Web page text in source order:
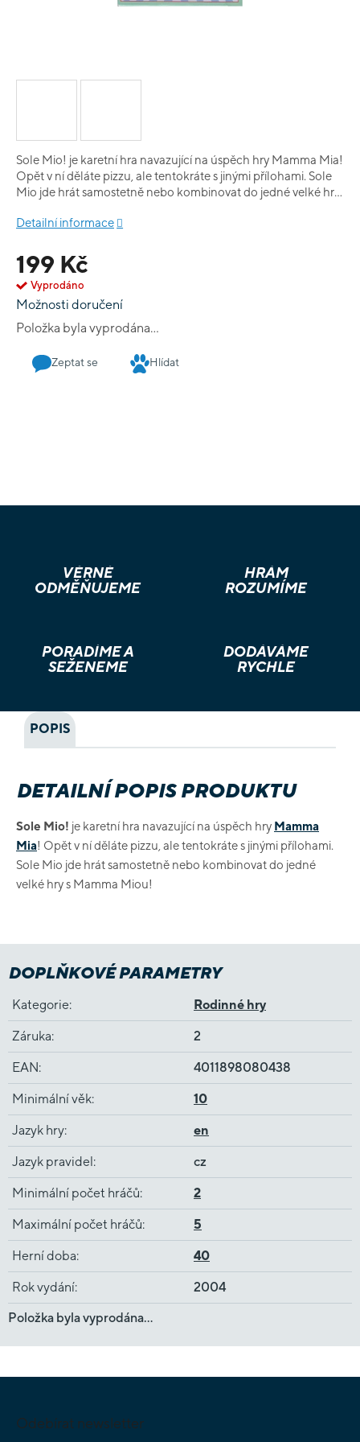
199 Kč
Vyprodáno
Možnosti doručení
Položka byla vyprodána…
Sole Mio! je karetní hra navazující na úspěch hry Mamma Mia!
Opět v ní děláte pizzu, ale tentokráte s jinými přílohami. Sole
Mio jde hrát samostetně nebo kombinovat do jedné velké hry
Detailní informace
Zeptat se Hlídat
VĚRNÉ
ODMĚŇUJEME
HRÁM
ROZUMÍME
PORADÍME A
SEŽENEME
DODÁVÁME
RYCHLE
POPIS
DETAILNÍ POPIS PRODUKTU
Sole Mio! je karetní hra navazující na úspěch hry Mamma
Mia! Opět v ní děláte pizzu, ale tentokráte s jinými přílohami.
Sole Mio jde hrát samostetně nebo kombinovat do jedné
velké hry s Mamma Miou!
DOPLŇKOVÉ PARAMETRY
Kategorie: Rodinné hry
Záruka: 2
EAN: 4011898080438
Minimální věk: 10
Jazyk hry: en
Jazyk pravidel: cz
Minimální počet hráčů: 2
Maximální počet hráčů: 5
Herní doba: 40
Rok vydání:
2004
Položka byla vyprodána…
Odebírat newsletter